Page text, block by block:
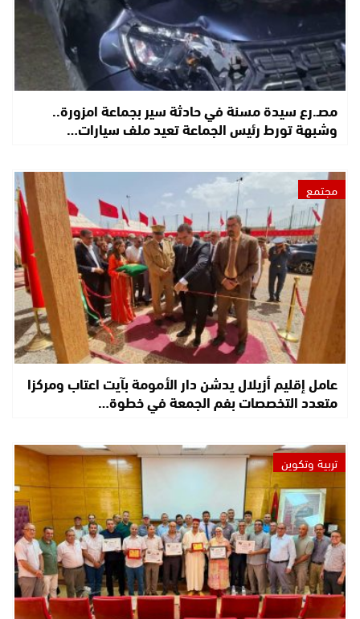
مصـ.رع سيدة مسنة في حادثة سير بجماعة امزورة..
وشبهة تورط رئيس الجماعة تعيد ملف سيارات…
مجتمع
عامل إقليم أزيلال يدشن دار الأمومة بآيت اعتاب ومركزا
متعدد التخصصات بفم الجمعة في خطوة…
تربية وتكوين